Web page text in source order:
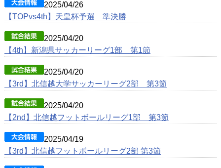
2025/04/26
【TOPvs4th】天皇杯予選 準決勝
2025/04/20
【4th】新潟県サッカーリーグ1部 第1節
2025/04/20
【3rd】北信越大学サッカーリーグ2部 第3節
2025/04/20
【2nd】北信越フットボールリーグ1部 第3節
2025/04/19
【3rd】北信越フットボールリーグ2部 第3節